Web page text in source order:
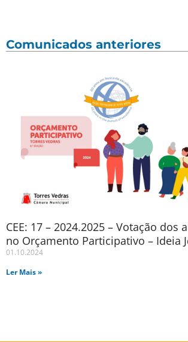
Comunicados anteriores
CEE: 17 – 2024.2025 – Votação dos
no Orçamento Participativo – Ideia
01.10.2024
Ler Mais »